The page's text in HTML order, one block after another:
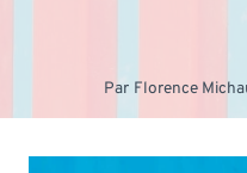
Par Florence